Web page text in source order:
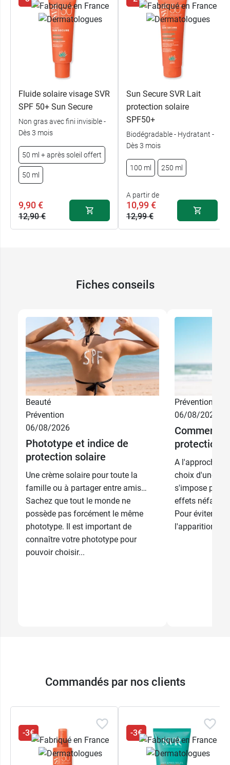
Fluide solaire visage SVR
SPF 50+ Sun Secure
Non gras avec fini invisible -
Dès 3 mois
50 ml + après soleil offert
50 ml
9,90 €
12,90 €
50 ml + après
9,90 €
12,90 €
50 ml 9,90 €
Sun Secure SVR Lait
protection solaire
SPF50+
Biodégradable - Hydratant -
Dès 3 mois
100 ml 250 ml
A partir de
10,99 €
12,99 €
10,99 €
250 ml 15,90 €
Fiches conseils
Beauté
Prévention
06/08/2026
Phototype et indice de
protection solaire
Une crème solaire pour toute la
famille ou à partager entre amis…
Sachez que tout le monde ne
possède pas forcément le même
phototype. Il est important de
connaître votre phototype pour
pouvoir choisir...
Prévention
06/08/2026
Comment
protection
A l'approche
choix d'une
s'impose pour
effets
Pour éviter les
l'apparition de
Commandés par nos clients
-3€ -3€